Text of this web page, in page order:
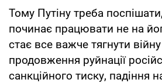
Тому Путіну треба
починає працювати не на
стає все важче тягнути
продовження руйнації
санкційного тиску, падіння